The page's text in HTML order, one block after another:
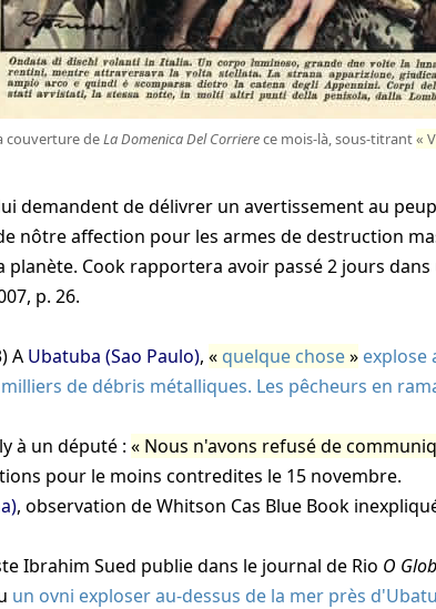
couverture deLa Domenica Del Corrierece mois-là, sous-titrant
demandent de délivrer un avertissement au
nôtre affection pour les armes de destruction
planète. Cook rapportera avoir passé 2 jours
p. 26.
) A Ubatuba (Sao Paulo), quelque chose
explose
de débris métalliques. Les pêcheurs en
à un député : Nous n'avons refusé de
pour le moins contredites le 15 novembre.
, observation de Whitson Cas Blue Book
Ibrahim Sued publie dans le journal de Rio O
un ovni exploser au-dessus de la mer près